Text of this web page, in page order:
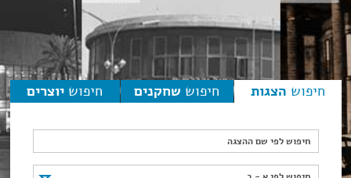
חיפוש הצגות חיפוש שחקנים חיפוש יוצרים
חיפוש לפי שם ההצגה
חיפוש לפי א - ב